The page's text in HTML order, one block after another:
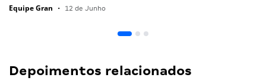
Equipe Gran • 12 de Junho
Depoimentos relacionados